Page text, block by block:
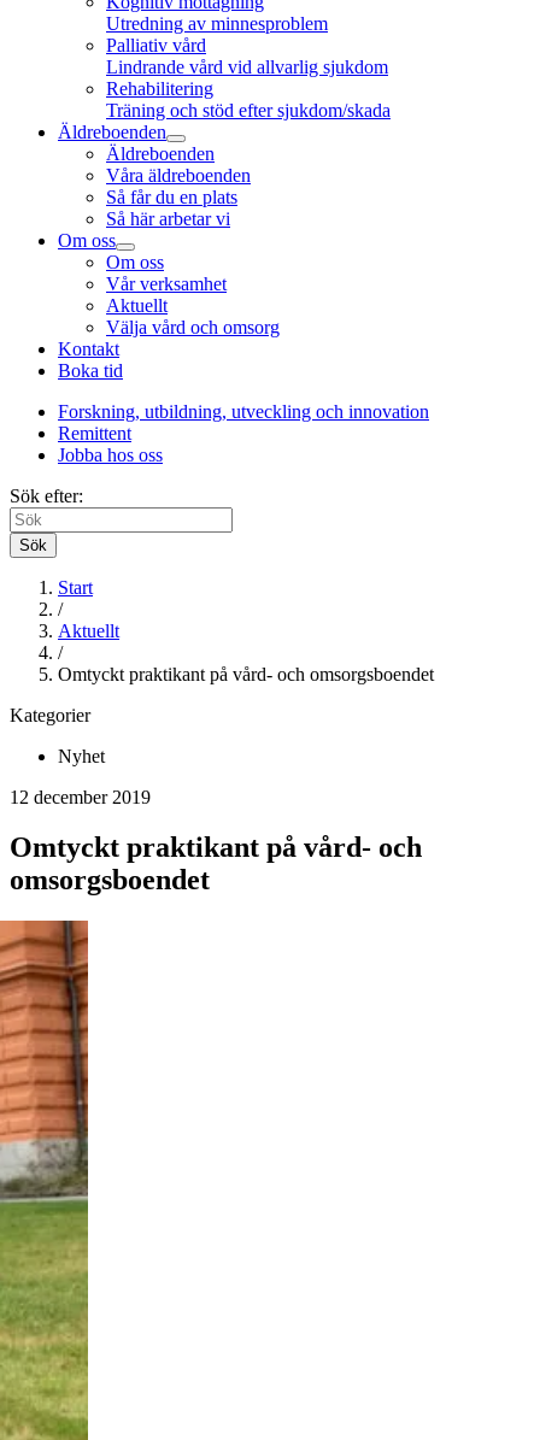
Utredning av minnesproblem
Palliativ vård
Lindrande vård vid allvarlig sjukdom
Rehabilitering
Träning och stöd efter sjukdom/skada
Äldreboenden
Äldreboenden
Våra äldreboenden
Så får du en plats
Så här arbetar vi
Om oss
Om oss
Vår verksamhet
Aktuellt
Välja vård och omsorg
Kontakt
Boka tid
Forskning, utbildning, utveckling och innovation
Remittent
Jobba hos oss
Sök efter:
Sök
Start
/
Aktuellt
/
Omtyckt praktikant på vård- och omsorgsboendet
Kategorier
Nyhet
12 december 2019
Omtyckt praktikant på vård- och
omsorgsboendet